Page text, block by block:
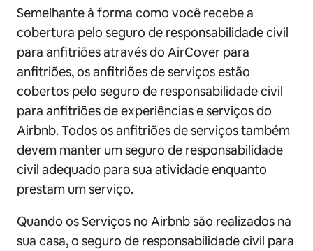
Semelhante à forma como você recebe a
cobertura pelo seguro de responsabilidade civil
para anfitriões através do AirCover para
anfitriões, os anfitriões de serviços estão
cobertos pelo seguro de responsabilidade civil
para anfitriões de experiências e serviços do
Airbnb. Todos os anfitriões de serviços também
devem manter um seguro de responsabilidade
civil adequado para sua atividade enquanto
prestam um serviço.
Quando os Serviços no Airbnb são realizados na
sua casa, o seguro de responsabilidade civil para